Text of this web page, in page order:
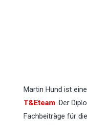
Martin Hund ist
T&Eteam. Der
Fachbeiträge für